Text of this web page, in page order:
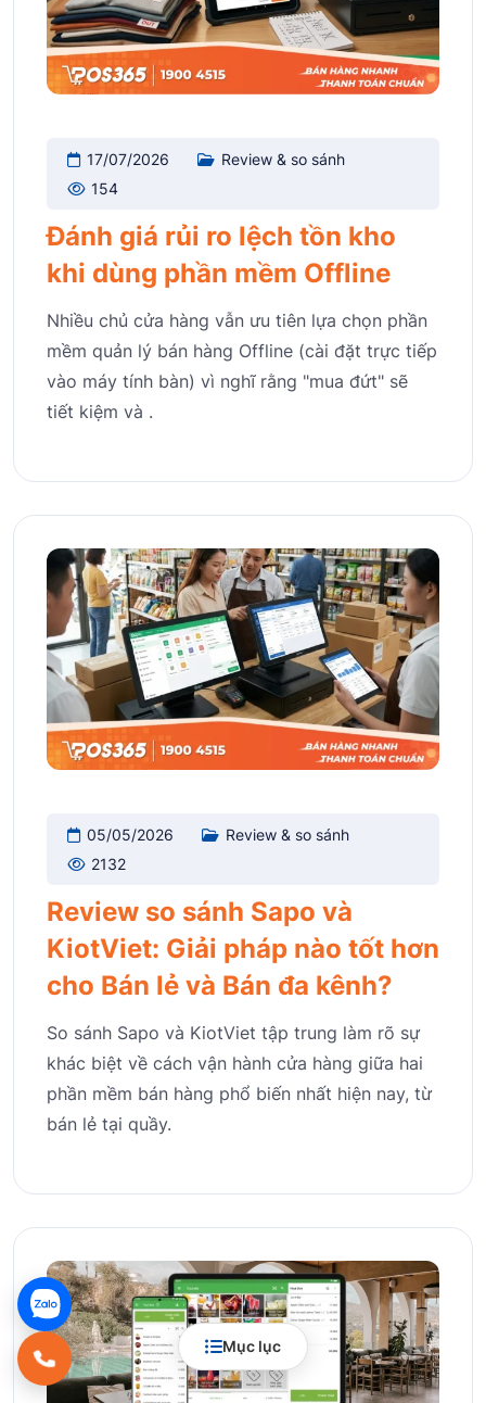
Mục lục
17/07/2026
Review & so sánh
154
Đánh giá rủi ro lệch tồn kho
khi dùng phần mềm Offline
Nhiều chủ cửa hàng vẫn ưu tiên lựa chọn phần
mềm quản lý bán hàng Offline (cài đặt trực tiếp
vào máy tính bàn) vì nghĩ rằng "mua đứt" sẽ
tiết kiệm và .
05/05/2026
Review & so sánh
2132
Review so sánh Sapo và
KiotViet: Giải pháp nào tốt hơn
cho Bán lẻ và Bán đa kênh?
So sánh Sapo và KiotViet tập trung làm rõ sự
khác biệt về cách vận hành cửa hàng giữa hai
phần mềm bán hàng phổ biến nhất hiện nay, từ
bán lẻ tại quầy.